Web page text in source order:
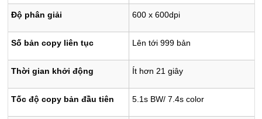
Độ phân giải 600 x 600dpi
Số bản copy liên tục Lên tới 999 bản
Thời gian khởi động Ít hơn 21 giây
Tốc độ copy bản đầu tiên 5.1s BW/ 7.4s color